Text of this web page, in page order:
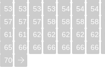
536 537 538 539 540 541 542
577 578 579 580 581 582 583
618 619 620 621 622 623 624
659 660 661 662 663 664 665
700